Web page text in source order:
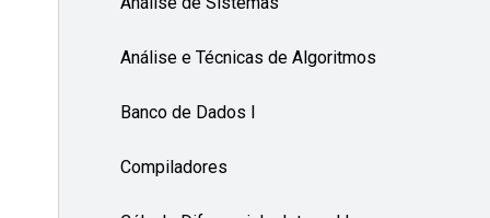
Análise e Técnicas de Algoritmos
Banco de Dados I
Compiladores